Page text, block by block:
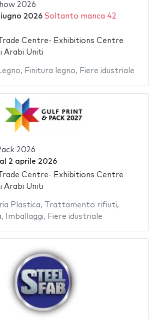
2026
2026 Soltanto manca 42
Centre- Exhibitions Centre
Arabi Uniti
, Finitura legno, Fiere idustriale
2026
al 2 aprile 2026
Centre- Exhibitions Centre
Arabi Uniti
Plastica, Trattamento rifiuti,
, Imballaggi, Fiere idustriale